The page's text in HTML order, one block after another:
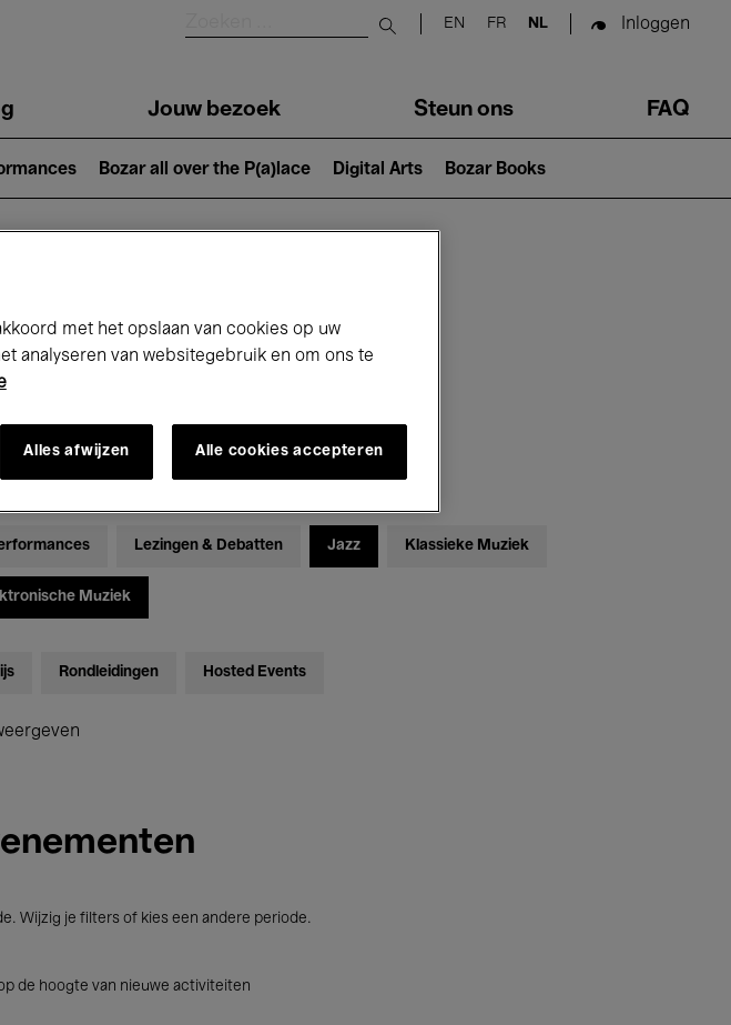
Submit search
EN FR NL Inloggen
Jouw bezoek Steun ons FAQ
Bozar all over the P(a)lace Digital Arts Bozar Books
2026
Lezingen & Debatten Jazz Klassieke Muziek
Muziek
Rondleidingen Hosted Events
Wijzig je filters of kies een andere periode.
de hoogte van nieuwe activiteiten
met het opslaan van cookies op uw
analyseren van websitegebruik en om ons te
Alles afwijzen Alle cookies accepteren